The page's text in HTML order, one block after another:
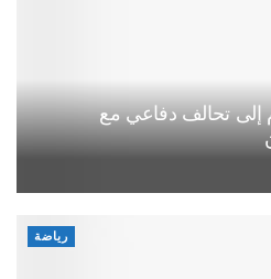
إلى تحالف دفاعي مع
رياضة